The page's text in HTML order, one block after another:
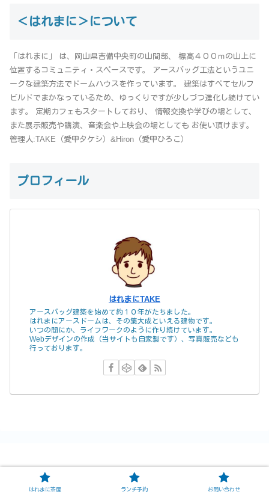
＜はれまに＞について
「はれまに」 は、岡山県吉備中央町の山間部、 標高４００ｍの山上に
位置するコミュニティ・スペースです。 アースバッグ工法というユニ
ークな建築方法でドームハウスを作っています。 建築はすべてセルフ
ビルドでまかなっているため、ゆっくりですが少しづつ進化し続けてい
ます。 定期カフェもスタートしており、 情報交換や学びの場として、
また展示販売や講演、音楽会や上映会の場としても お使い頂けます。
管理人:TAKE（愛甲タケシ）&Hiron（愛甲ひろこ）
プロフィール
はれまにTAKE
アースバッグ建築を始めて約１０年がたちました。
はれまにアースドームは、その集大成といえる建物です。
いつの間にか、ライフワークのように作り続けています。
Webデザインの作成（当サイトも自家製です）、写真販売なども
行っております。
© 2020 はれまに.
はれまに茶屋 ランチ予約 お問い合わせ